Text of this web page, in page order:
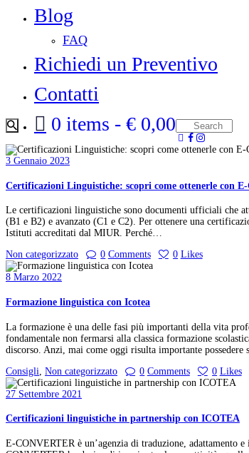
Blog
FAQ
Richiedi un Preventivo
Contatti
0 items
€ 0,00
3 Gennaio 2023
Certificazioni Linguistiche: scopri come ottenerle con
Le certificazioni linguistiche sono documenti ufficiali che
(B1 e B2) e avanzato (C1 e C2). Per ottenere una
Istituti accreditati dal MIUR. Perché…
Non categorizzato
0 Comments 0 Likes
8 Marzo 2022
Formazione linguistica con Icotea
La formazione è una delle fasi più importanti della vita
fondamentale non fermarsi alla classica formazione
discorso. Anzi, mai come oggi risulta importante possedere
Consigli Non categorizzato 0 Comments 0 Likes
27 Settembre 2021
Certificazioni linguistiche in partnership con ICOTEA
E-CONVERTER è un’agenzia di traduzione,